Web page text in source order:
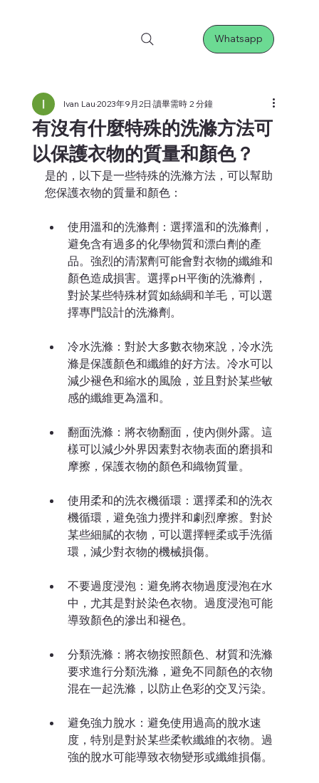
Whatsapp
有沒有什麼特殊的洗滌方法可
以保護衣物的質量和顏色？
Ivan Lau2023年9月2日 讀畢需時 2 分鐘
是的，以下是一些特殊的洗滌方法，可以幫助
您保護衣物的質量和顏色：
使用溫和的洗滌劑：選擇溫和的洗滌劑，
避免含有過多的化學物質和漂白劑的產
品。強烈的清潔劑可能會對衣物的纖維和
顏色造成損害。選擇pH平衡的洗滌劑，
對於某些特殊材質如絲綢和羊毛，可以選
擇專門設計的洗滌劑。
冷水洗滌：對於大多數衣物來說，冷水洗
滌是保護顏色和纖維的好方法。冷水可以
減少褪色和縮水的風險，並且對於某些敏
感的纖維更為溫和。
翻面洗滌：將衣物翻面，使內側外露。這
樣可以減少外界因素對衣物表面的磨損和
摩擦，保護衣物的顏色和織物質量。
使用柔和的洗衣機循環：選擇柔和的洗衣
機循環，避免強力攪拌和劇烈摩擦。對於
某些細膩的衣物，可以選擇輕柔或手洗循
環，減少對衣物的機械損傷。
不要過度浸泡：避免將衣物過度浸泡在水
中，尤其是對於染色衣物。過度浸泡可能
導致顏色的滲出和褪色。
分類洗滌：將衣物按照顏色、材質和洗滌
要求進行分類洗滌，避免不同顏色的衣物
混在一起洗滌，以防止色彩的交叉污染。
避免強力脫水：避免使用過高的脫水速
度，特別是對於某些柔軟纖維的衣物。過
強的脫水可能導致衣物變形或纖維損傷。